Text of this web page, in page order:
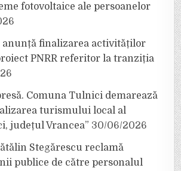
fotovoltaice ale persoanelor
anunță finalizarea activităților
PNRR referitor la tranziția
Comuna Tulnici demarează
turismului local al
județul Vrancea” 30/06/2026
Stegărescu reclamă
publice de către personalul